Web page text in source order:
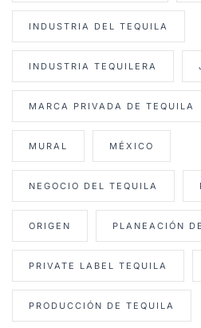
INDUSTRIA DEL TEQUILA
INDUSTRIA TEQUILERA
MARCA PRIVADA DE TEQUILA
MURAL MÉXICO
NEGOCIO DEL TEQUILA
ORIGEN PLANEACIÓN
PRIVATE LABEL TEQUILA
PRODUCCIÓN DE TEQUILA